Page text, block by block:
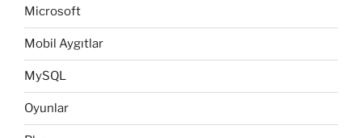
Microsoft
Mobil Aygıtlar
MySQL
Oyunlar